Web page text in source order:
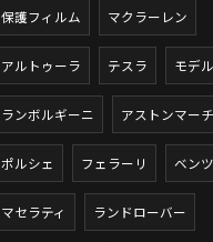
保護フィルム マクラーレン
アルトゥーラ テスラ モデ
ランボルギーニ アストンマー
ポルシェ フェラーリ ベンツ
マセラティ ランドローバー